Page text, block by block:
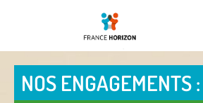
NOS ENGAGEMENTS :